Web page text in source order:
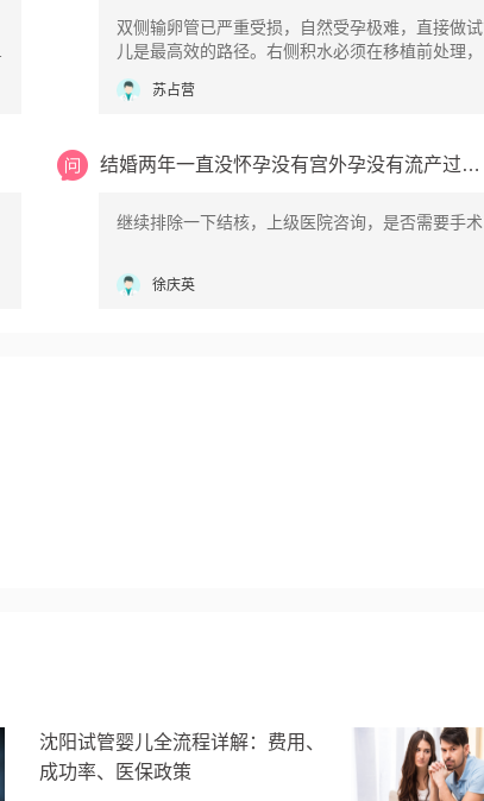
双侧输卵管已严重受损，自然受孕极难，直接做
儿是最高效的路径。右侧积水必须在移植前处理
影响胚胎着床。试管婴儿：这是目前绕过双侧输
碍最直接、成功率最高的助孕方式。 积水预处理
连。
苏占营
结婚两年一直没怀孕没有宫外孕没有流产过双侧输
继续排除一下结核，上级医院咨询，是否需要手术
徐庆英
沈阳试管婴儿全流程详解：费用、
成功率、医保政策